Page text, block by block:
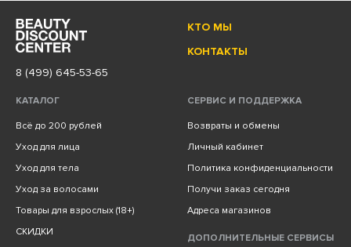
КТО МЫ
КОНТАКТЫ
8 (499) 645-53-65
КАТАЛОГ
Всё до 200 рублей
Уход для лица
Уход для тела
Уход за волосами
Товары для взрослых (18+)
СКИДКИ
СЕРВИС И ПОДДЕРЖКА
Возвраты и обмены
Личный кабинет
Политика конфиденциальности
Получи заказ сегодня
Адреса магазинов
ДОПОЛНИТЕЛЬНЫЕ СЕРВИСЫ